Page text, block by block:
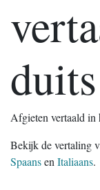
duits
Afgieten vertaald in
Bekijk de vertaling
Spaansen Italiaans.